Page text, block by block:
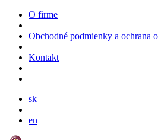
O firme
Obchodné podmienky a ochrana
Kontakt
sk
en